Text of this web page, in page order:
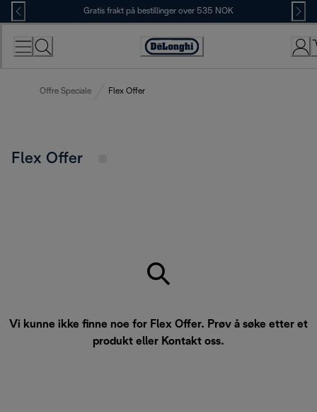
Skip
to
Content
Gratis frakt på bestillinger over 535 NOK
Accessibility
Offre Speciale Flex Offer
Flex Offer
Vi kunne ikke finne noe for Flex Offer. Prøv å søke etter et
produkt eller Kontakt oss.